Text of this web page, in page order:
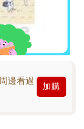
邊看過
加購